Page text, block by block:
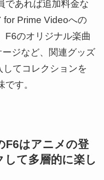
であれば追加料金な
for Prime Videoへの
F6のオリジナル楽曲
ジなど、関連グッズ
てコレクションを
す。
F6はアニメの登
て多層的に楽し